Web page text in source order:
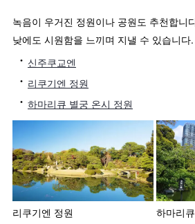
녹음이 우거진 정원이나 공원도 추천합니
낮에도 시원함을 느끼며 지낼 수 있습니다.
신주쿠교엔
리쿠기엔 정원
하마리큐 별궁 온시 정원
리쿠기엔 정원
하마리